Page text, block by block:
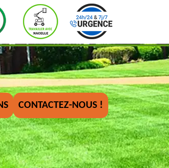
CONTACTEZ-NOUS !